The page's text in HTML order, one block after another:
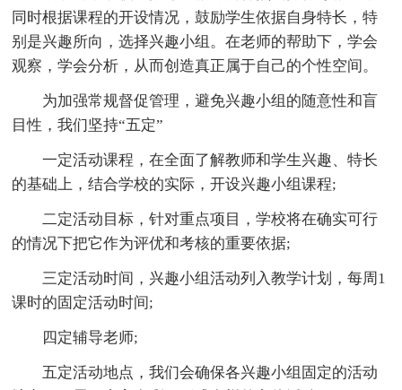
同时根据课程的开设情况，鼓励学生依据自身特长，特
别是兴趣所向，选择兴趣小组。在老师的帮助下，学会
观察，学会分析，从而创造真正属于自己的个性空间。
为加强常规督促管理，避免兴趣小组的随意性和盲
目性，我们坚持“五定”
一定活动课程，在全面了解教师和学生兴趣、特长
的基础上，结合学校的实际，开设兴趣小组课程;
二定活动目标，针对重点项目，学校将在确实可行
的情况下把它作为评优和考核的重要依据;
三定活动时间，兴趣小组活动列入教学计划，每周1
课时的固定活动时间;
四定辅导老师;
五定活动地点，我们会确保各兴趣小组固定的活动